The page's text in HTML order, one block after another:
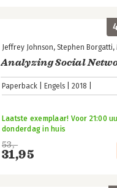
Jeffrey Johnson Stephen Borgatti
Analyzing Social
Paperback Engels 2018
53,-
31,95
Laatste exemplaar! Voor 21:00
donderdag in huis